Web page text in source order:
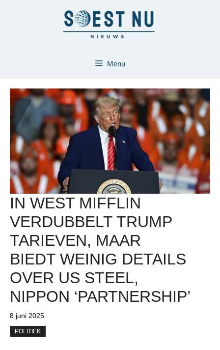
Menu
IN WEST MIFFLIN
VERDUBBELT TRUMP
TARIEVEN, MAAR
BIEDT WEINIG DETAILS
OVER US STEEL,
NIPPON ‘PARTNERSHIP’
8 juni 2025
POLITIEK